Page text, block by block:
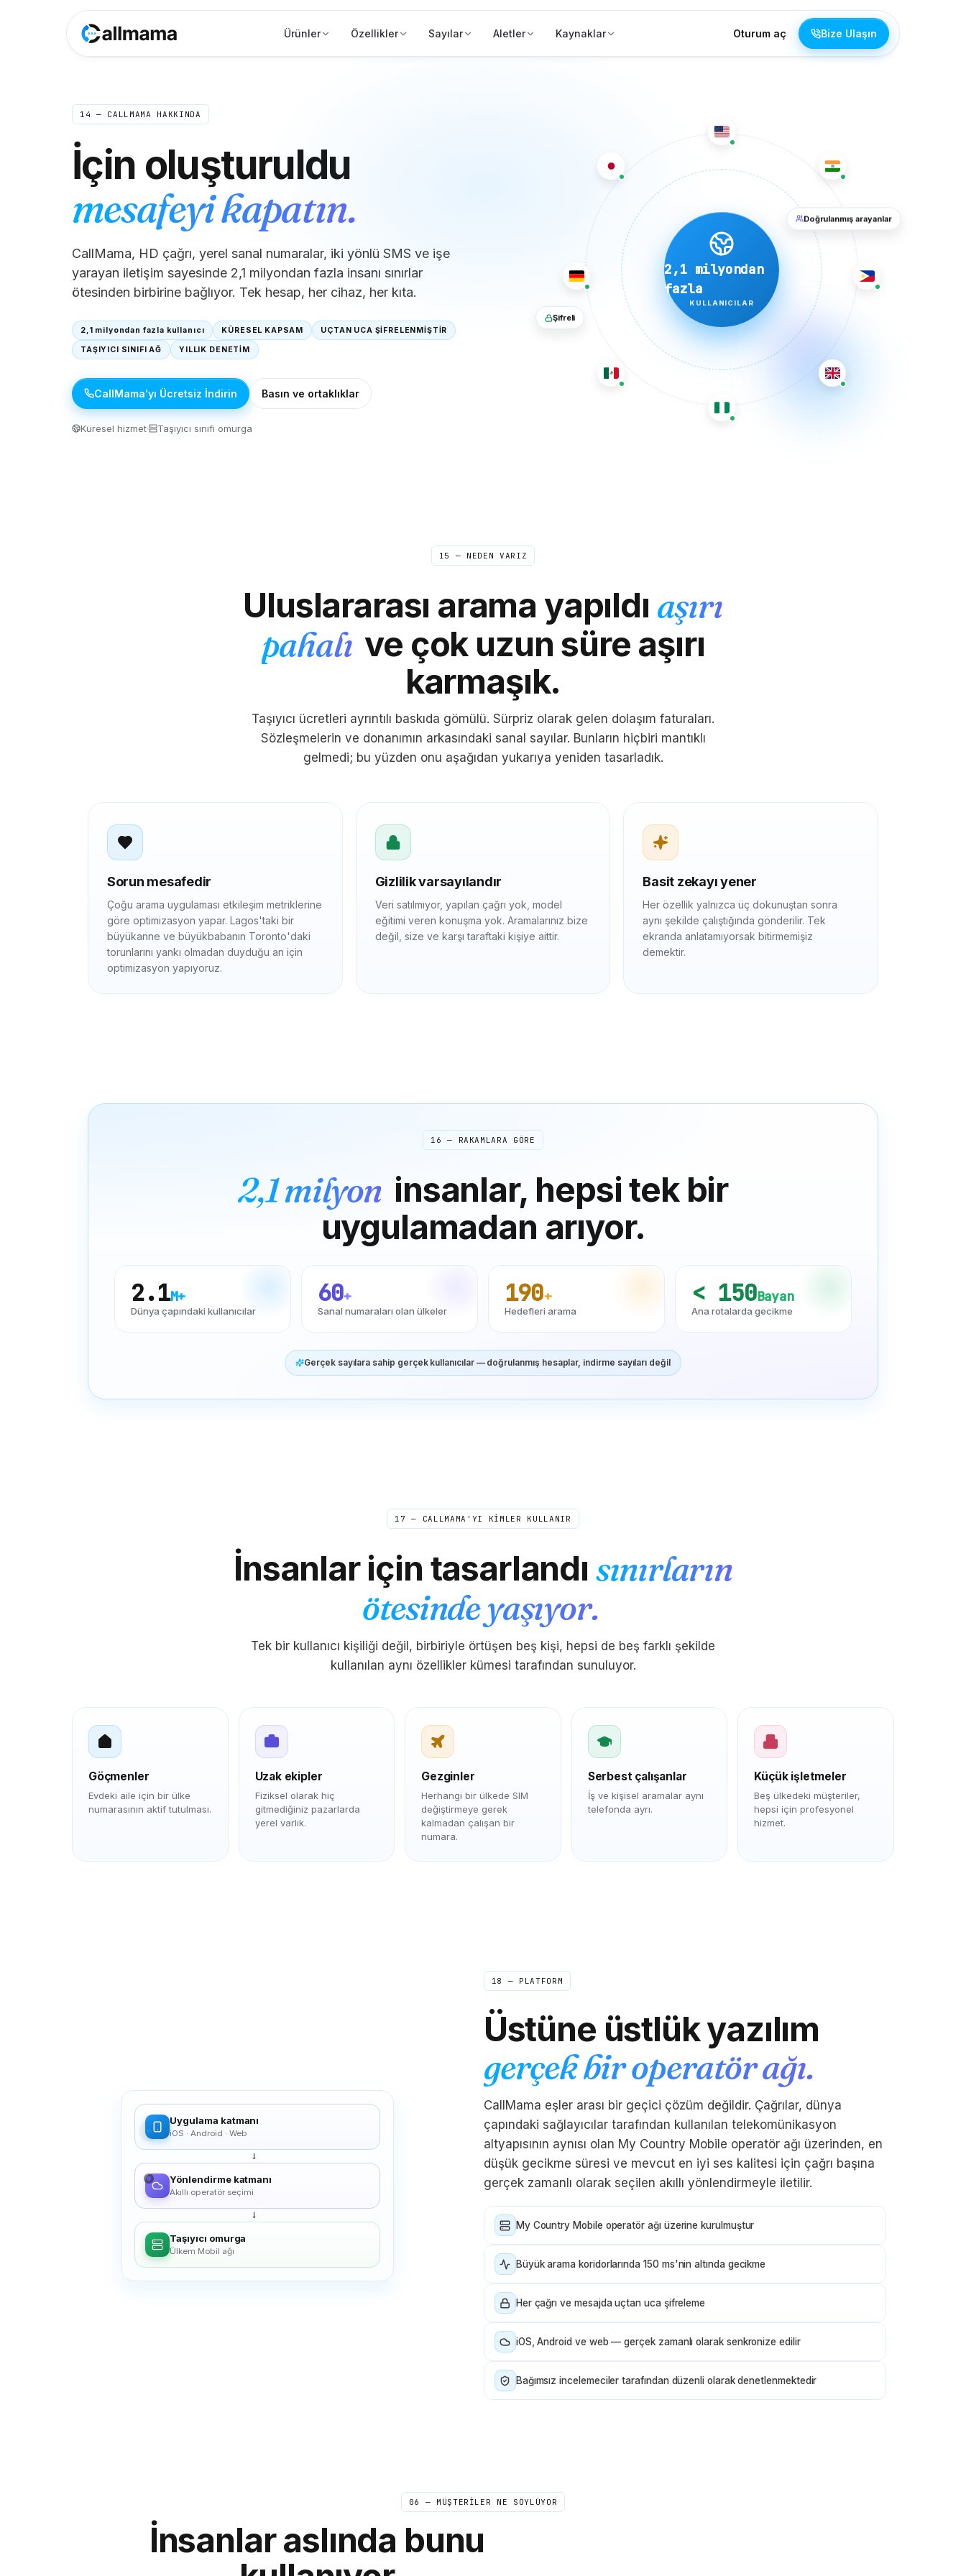
Ürünler Özellikler Sayılar Aletler Kaynaklar Oturum aç Bize Ulaşın
14 — CALLMAMA HAKKINDA
İçin oluşturuldu
mesafeyi kapatın.
CallMama, HD çağrı, yerel sanal numaralar, iki yönlü SMS ve işe
yarayan iletişim sayesinde 2,1 milyondan fazla insanı sınırlar
ötesinden birbirine bağlıyor. Tek hesap, her cihaz, her kıta.
2,1 milyondan fazla kullanıcı KÜRESEL KAPSAM UÇTAN UCA ŞİFRELENMİŞTİR
TAŞIYICI SINIFI AĞ YILLIK DENETİM
CallMama'yı Ücretsiz İndirin Basın ve ortaklıklar
Küresel hizmet Taşıyıcı sınıfı omurga
2,1 milyondan
fazla
KULLANICILAR
Doğrulanmış arayanlar
Şifreli
15 — NEDEN VARIZ
Uluslararası arama yapıldı aşırı
pahalı ve çok uzun süre aşırı
karmaşık.
Taşıyıcı ücretleri ayrıntılı baskıda gömülü. Sürpriz olarak gelen dolaşım faturaları.
Sözleşmelerin ve donanımın arkasındaki sanal sayılar. Bunların hiçbiri mantıklı
gelmedi; bu yüzden onu aşağıdan yukarıya yeniden tasarladık.
Sorun mesafedir
Çoğu arama uygulaması etkileşim metriklerine
göre optimizasyon yapar. Lagos'taki bir
büyükanne ve büyükbabanın Toronto'daki
torunlarını yankı olmadan duyduğu an için
optimizasyon yapıyoruz.
Gizlilik varsayılandır
Veri satılmıyor, yapılan çağrı yok, model
eğitimi veren konuşma yok. Aramalarınız bize
değil, size ve karşı taraftaki kişiye aittir.
Basit zekayı yener
Her özellik yalnızca üç dokunuştan sonra
aynı şekilde çalıştığında gönderilir. Tek
ekranda anlatamıyorsak bitirmemişiz
demektir.
16 — RAKAMLARA GÖRE
2,1 milyon insanlar, hepsi tek bir
uygulamadan arıyor.
2.1M+
Dünya çapındaki kullanıcılar
60+
Sanal numaraları olan ülkeler
190+
Hedefleri arama
< 150Bayan
Ana rotalarda gecikme
Gerçek sayılara sahip gerçek kullanıcılar — doğrulanmış hesaplar, indirme sayıları değil
17 — CALLMAMA'YI KİMLER KULLANIR
İnsanlar için tasarlandı sınırların
ötesinde yaşıyor.
Tek bir kullanıcı kişiliği değil, birbiriyle örtüşen beş kişi, hepsi de beş farklı şekilde
kullanılan aynı özellikler kümesi tarafından sunuluyor.
Göçmenler
Evdeki aile için bir ülke
numarasının aktif tutulması.
Uzak ekipler
Fiziksel olarak hiç
gitmediğiniz pazarlarda
yerel varlık.
Gezginler
Herhangi bir ülkede SIM
değiştirmeye gerek
kalmadan çalışan bir
numara.
Serbest çalışanlar
İş ve kişisel aramalar aynı
telefonda ayrı.
Küçük işletmeler
Beş ülkedeki müşteriler,
hepsi için profesyonel
hizmet.
Uygulama katmanı
iOS · Android · Web
→
Yönlendirme katmanı
Akıllı operatör seçimi
→
Taşıyıcı omurga
Ülkem Mobil ağı
18 — PLATFORM
Üstüne üstlük yazılım
gerçek bir operatör ağı.
CallMama eşler arası bir geçici çözüm değildir. Çağrılar, dünya
çapındaki sağlayıcılar tarafından kullanılan telekomünikasyon
altyapısının aynısı olan My Country Mobile operatör ağı üzerinden, en
düşük gecikme süresi ve mevcut en iyi ses kalitesi için çağrı başına
gerçek zamanlı olarak seçilen akıllı yönlendirmeyle iletilir.
My Country Mobile operatör ağı üzerine kurulmuştur
Büyük arama koridorlarında 150 ms'nin altında gecikme
Her çağrı ve mesajda uçtan uca şifreleme
iOS, Android ve web — gerçek zamanlı olarak senkronize edilir
Bağımsız incelemeciler tarafından düzenli olarak denetlenmektedir
06 — MÜŞTERİLER NE SÖYLÜYOR
İnsanlar aslında bunu
Stockholm → ABD/İngiltere editörleri
Editörlerle hızlı check-in'ler ve onaylar tüm gün
gerçekleşir. Bunları uluslararası olarak normal
Roma → Buenos Aires
görüşmelerimden daha net. Annem başka bir
kıtada değil de yan odadaymış gibi konuşuyor.
Bundan önce aramaları düzenliyordum - şimdi
onu ne zaman düşünsem ararım.
Kristal berraklığında Doğrulanmış arayan
olmasını beklemiyordum; en azından bir engel
Ağabeyim ve ben sesli notlar gönderirdik çünkü
gerçek aramalar çok pahalıydı. Şimdi yine
düzgün Pazar sohbetleri yapıyoruz. Onu geri
alana kadar bunu ne kadar özlediğimi fark
Aile zamanı geri döndü Doğrulanmış arayan
N
"Birleşik Krallık'ta iş arıyordum ve işverenler bir
ay boyunca Birleşik Krallık sanal numarama
güncellemeler gönderdiler. Numarayı dakikalar
içinde ayarladım ve tüm arama boyunca tek bir
Doğrulanmış arayan
Müşterilerimin çoğu Avustralya'da olduğundan,
gerçek telefonuma bir Avustralya numarası
yönlendirildi. Onlara yerel görünüyor ve normal
Tanya
" Öğrencilerimden biri aynı telaffuz hatasını
yapmaya devam etti. Ona son dersimizin kaydını
gönderdim ve sonunda benim duyduklarımı